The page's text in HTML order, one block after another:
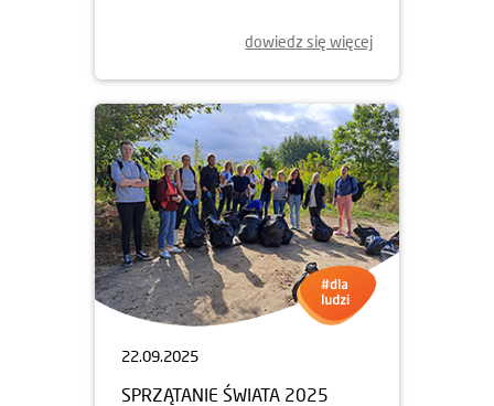
dowiedz się więcej
22.09.2025
SPRZĄTANIE ŚWIATA 2025